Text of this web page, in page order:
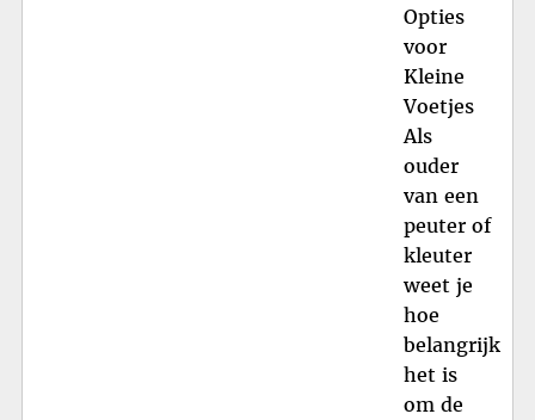
Opties
voor
Kleine
Voetjes
Als
ouder
van een
peuter of
kleuter
weet je
hoe
belangrijk
het is
om de